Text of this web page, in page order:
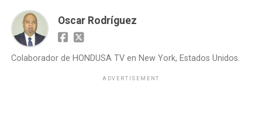
Oscar Rodríguez
Colaborador de HONDUSA TV en New York, Estados Unidos.
ADVERTISEMENT